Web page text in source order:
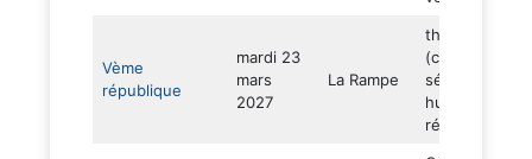
Vème
république
mardi 23
mars
2027
La Rampe
théâtre
(comédie
sérieuse –
humour –
réjouissant)